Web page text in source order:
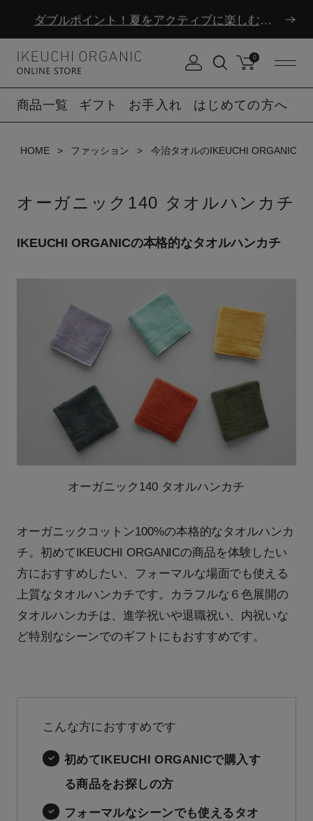
ダブルポイント！夏をアクティブに楽しむ夏タオル
夏季休業のお知らせ
ダブルポイント！夏をアクティブに楽しむ夏タオル
0
商品一覧 ギフト お手入れ はじめての方へ
HOME ファッション 今治タオルのIKEUCHI ORGANICの
オーガニック140 タオルハンカチ
IKEUCHI ORGANICの本格的なタオルハンカチ
オーガニック140 タオルハンカチ
オーガニックコットン100%の本格的なタオルハンカ
チ。初めてIKEUCHI ORGANICの商品を体験したい
方におすすめしたい、フォーマルな場面でも使える
上質なタオルハンカチです。カラフルな６色展開の
タオルハンカチは、進学祝いや退職祝い、内祝いな
ど特別なシーンでのギフトにもおすすめです。
こんな方におすすめです
初めてIKEUCHI ORGANICで購入す
る商品をお探しの方
フォーマルなシーンでも使えるタオ